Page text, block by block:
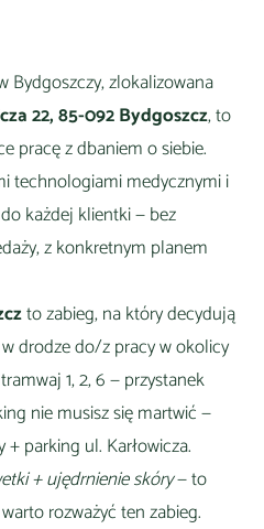
Bydgoszczy, zlokalizowana
22, 85-092 Bydgoszcz, to
pracę z dbaniem o siebie.
technologiami medycznymi i
każdej klientki — bez
z konkretnym planem
to zabieg, na który decydują
w drodze do/z pracy w okolicy
tramwaj 1, 2, 6 — przystanek
nie musisz się martwić —
parking ul. Karłowicza.
+ ujędrnienie skóry— to
rozważyć ten zabieg.